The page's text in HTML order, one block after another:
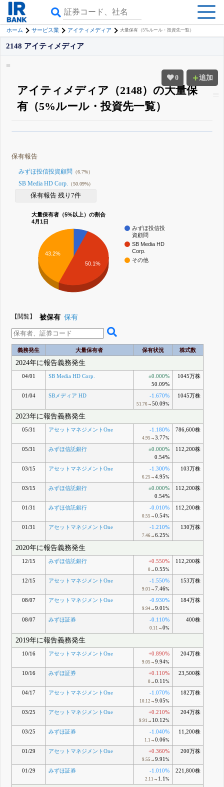
ホーム サービス業 アイティメディア 大量保有（5%ルール・投資先一覧）
0 追加
2148 アイティメディア
アイティメディア（2148）の大量保
有（5%ルール・投資先一覧）
登録すると永久30%OFFと米株版の先行利用も付きます
保有報告
みずほ投信投資顧問 （6.7%）
SB Media HD Corp. （50.09%）
保有報告 残り7件
大量保有者（5%以上）の割合
4月1日
みずほ投信投
資顧問
SB Media HD
Corp.
その他
43.2%
50.1%
【閲覧】 被保有 保有
義務発生 大量保有者 保有状況 株式数
2024年に報告義務発生
04/01 SB Media HD Corp.
±0.000%
50.09%
1045万株
01/04 SBメディア HD -1.670%
51.76→ 50.09%
1045万株
2023年に報告義務発生
05/31 アセットマネジメントOne -1.180%
4.95→ 3.77%
786,600株
05/31 みずほ信託銀行
±0.000%
0.54%
112,200株
03/15 アセットマネジメントOne -1.300%
6.25→ 4.95%
103万株
03/15 みずほ信託銀行
±0.000%
0.54%
112,200株
01/31 みずほ信託銀行 -0.010%
0.55→ 0.54%
112,200株
01/31 アセットマネジメントOne -1.210%
7.46→ 6.25%
130万株
2020年に報告義務発生
12/15 みずほ信託銀行 +0.550%
0→ 0.55%
112,200株
12/15 アセットマネジメントOne -1.550%
9.01→ 7.46%
153万株
08/07 アセットマネジメントOne -0.930%
9.94→ 9.01 %
184万株
08/07 みずほ証券 -0.110%
0.11→ 0%
400株
2019年に報告義務発生
10/16 アセットマネジメントOne +0.890%
9.05→ 9.94%
204万株
10/16 みずほ証券 +0.110%
0→ 0.11 %
23,500株
04/17 アセットマネジメントOne -1.070%
10.12→ 9.05%
182万株
03/25 アセットマネジメントOne +0.210%
9.91→ 10.12%
204万株
03/25 みずほ証券 -1.040%
1.1→ 0.06%
11,200株
01/29 アセットマネジメントOne +0.360%
9.55→ 9.91 %
200万株
01/29 みずほ証券 -1.010%
2.11→ 1.1 %
221,800株